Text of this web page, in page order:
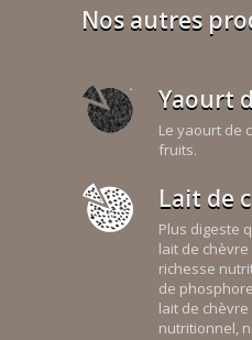
Nos autres
Yaourt
Le yaourt de
fruits.
Lait de
Plus digeste
lait de chèvre
richesse
de
lait de
nutritionnel,